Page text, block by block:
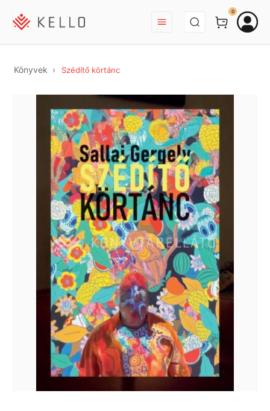
BEJELENTKEZÉS
0
Könyvek Szédítő körtánc